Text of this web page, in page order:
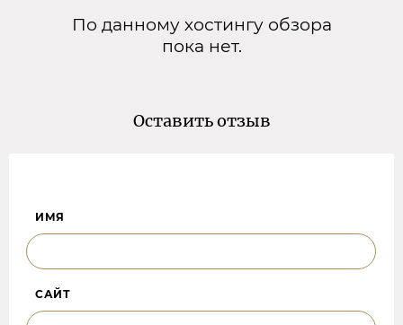
По данному хостингу обзора
пока нет.
Оставить отзыв
ИМЯ
САЙТ